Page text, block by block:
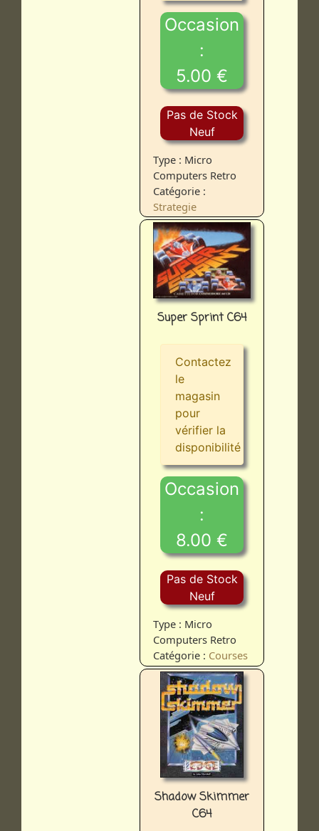
Occasion
:
5.00 €
Pas de Stock
Neuf
Type : Micro
Computers Retro
Catégorie :
Strategie
Super Sprint C64
Contactez
le
magasin
pour
vérifier la
disponibilité
Occasion
:
8.00 €
Pas de Stock
Neuf
Type : Micro
Computers Retro
Catégorie : Courses
Shadow Skimmer
C64